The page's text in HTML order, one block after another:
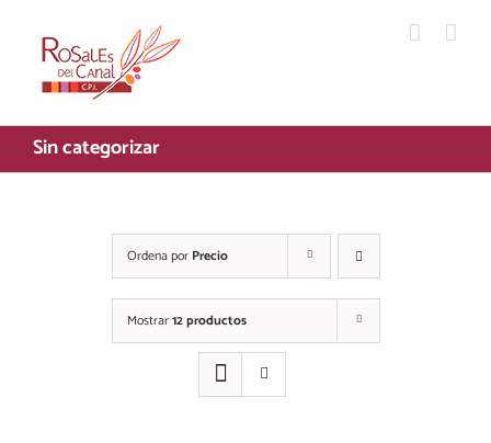
contenido
Sin categorizar
Ordena por Precio
Mostrar12 productos